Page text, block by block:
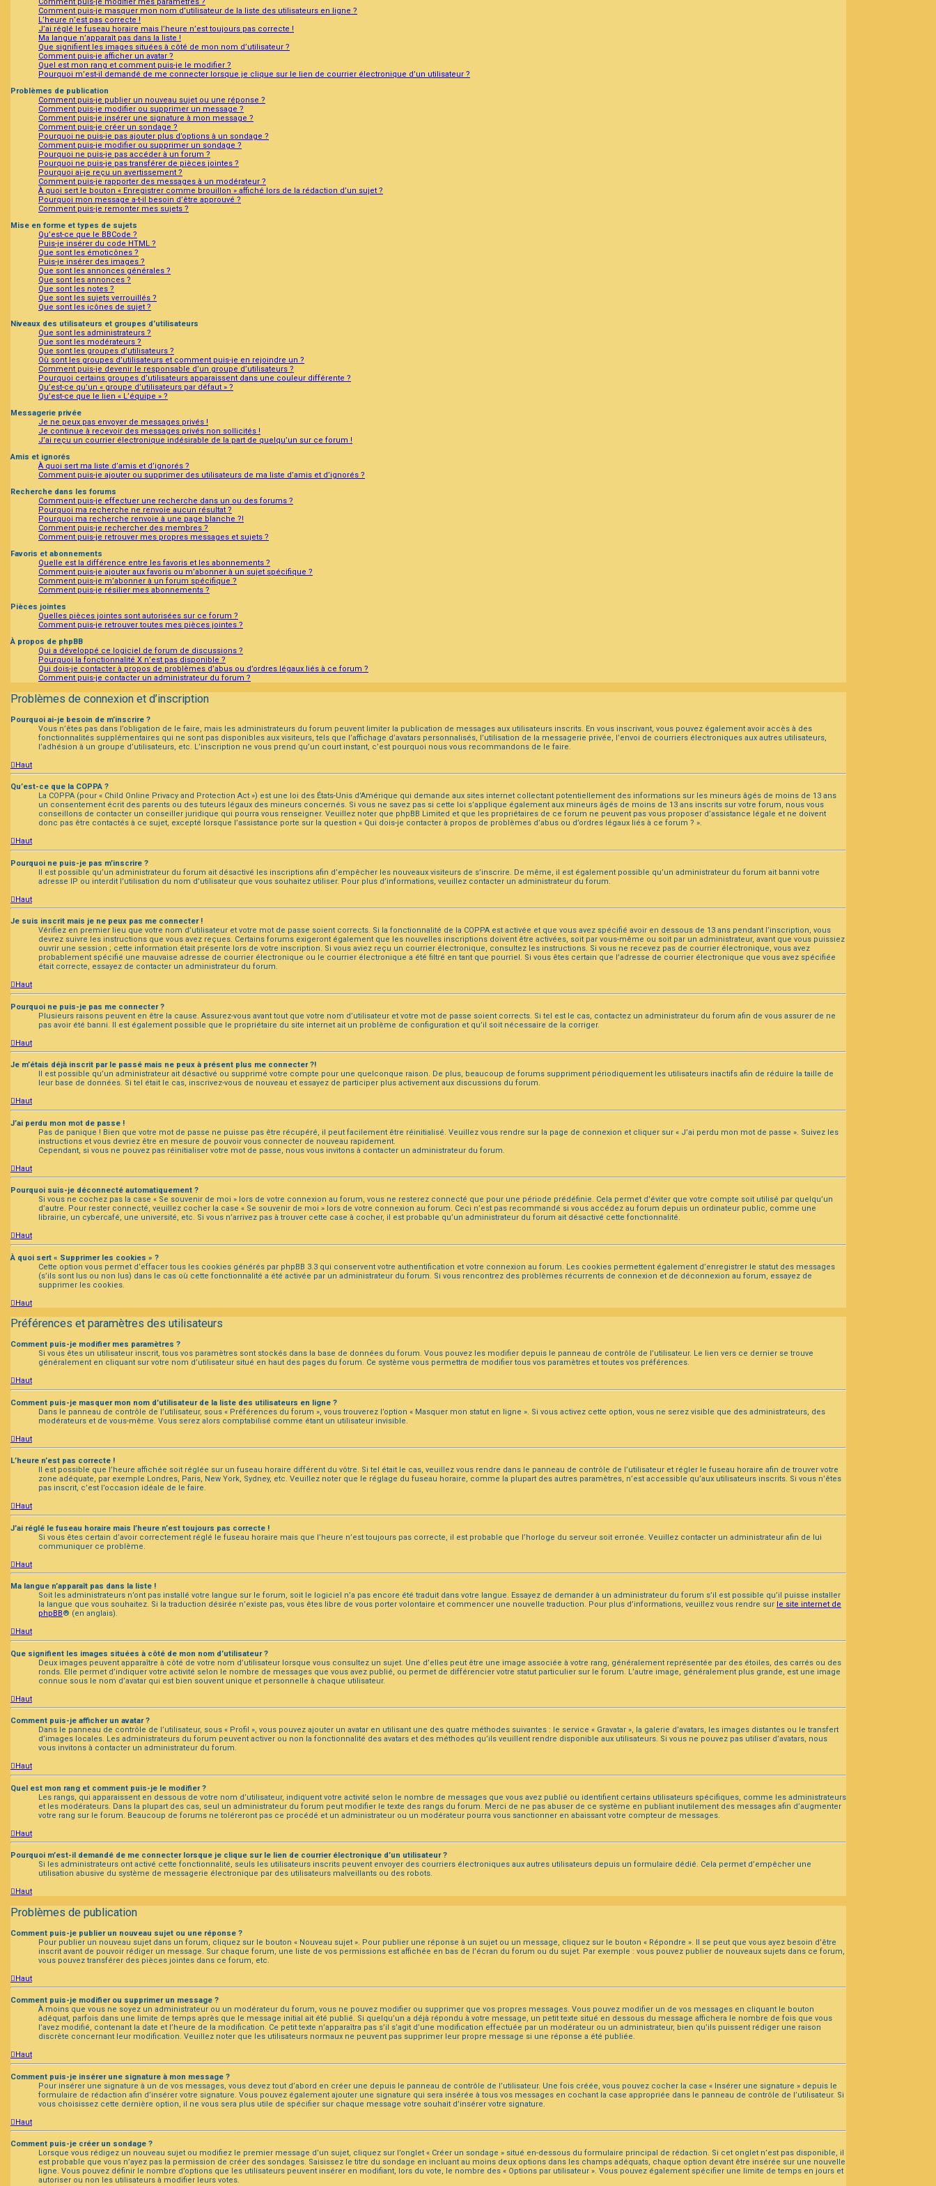
Comment puis-je modifier mes paramètres ?
Comment puis-je masquer mon nom d’utilisateur de la liste des utilisateurs en ligne ?
L’heure n’est pas correcte !
J’ai réglé le fuseau horaire mais l’heure n’est toujours pas correcte !
Ma langue n’apparaît pas dans la liste !
Que signifient les images situées à côté de mon nom d’utilisateur ?
Comment puis-je afficher un avatar ?
Quel est mon rang et comment puis-je le modifier ?
Pourquoi m’est-il demandé de me connecter lorsque je clique sur le lien de courrier électronique d’un utilisateur ?
Problèmes de publication
Comment puis-je publier un nouveau sujet ou une réponse ?
Comment puis-je modifier ou supprimer un message ?
Comment puis-je insérer une signature à mon message ?
Comment puis-je créer un sondage ?
Pourquoi ne puis-je pas ajouter plus d’options à un sondage ?
Comment puis-je modifier ou supprimer un sondage ?
Pourquoi ne puis-je pas accéder à un forum ?
Pourquoi ne puis-je pas transférer de pièces jointes ?
Pourquoi ai-je reçu un avertissement ?
Comment puis-je rapporter des messages à un modérateur ?
À quoi sert le bouton « Enregistrer comme brouillon » affiché lors de la rédaction d’un sujet ?
Pourquoi mon message a-t-il besoin d’être approuvé ?
Comment puis-je remonter mes sujets ?
Mise en forme et types de sujets
Qu’est-ce que le BBCode ?
Puis-je insérer du code HTML ?
Que sont les émoticônes ?
Puis-je insérer des images ?
Que sont les annonces générales ?
Que sont les annonces ?
Que sont les notes ?
Que sont les sujets verrouillés ?
Que sont les icônes de sujet ?
Niveaux des utilisateurs et groupes d’utilisateurs
Que sont les administrateurs ?
Que sont les modérateurs ?
Que sont les groupes d’utilisateurs ?
Où sont les groupes d’utilisateurs et comment puis-je en rejoindre un ?
Comment puis-je devenir le responsable d’un groupe d’utilisateurs ?
Pourquoi certains groupes d’utilisateurs apparaissent dans une couleur différente ?
Qu’est-ce qu’un « groupe d’utilisateurs par défaut » ?
Qu’est-ce que le lien « L’équipe » ?
Messagerie privée
Je ne peux pas envoyer de messages privés !
Je continue à recevoir des messages privés non sollicités !
J’ai reçu un courrier électronique indésirable de la part de quelqu’un sur ce forum !
Amis et ignorés
À quoi sert ma liste d’amis et d’ignorés ?
Comment puis-je ajouter ou supprimer des utilisateurs de ma liste d’amis et d’ignorés ?
Recherche dans les forums
Comment puis-je effectuer une recherche dans un ou des forums ?
Pourquoi ma recherche ne renvoie aucun résultat ?
Pourquoi ma recherche renvoie à une page blanche ?!
Comment puis-je rechercher des membres ?
Comment puis-je retrouver mes propres messages et sujets ?
Favoris et abonnements
Quelle est la différence entre les favoris et les abonnements ?
Comment puis-je ajouter aux favoris ou m’abonner à un sujet spécifique ?
Comment puis-je m’abonner à un forum spécifique ?
Comment puis-je résilier mes abonnements ?
Pièces jointes
Quelles pièces jointes sont autorisées sur ce forum ?
Comment puis-je retrouver toutes mes pièces jointes ?
À propos de phpBB
Qui a développé ce logiciel de forum de discussions ?
Pourquoi la fonctionnalité X n’est pas disponible ?
Qui dois-je contacter à propos de problèmes d’abus ou d’ordres légaux liés à ce forum ?
Comment puis-je contacter un administrateur du forum ?
Problèmes de connexion et d’inscription
Pourquoi ai-je besoin de m’inscrire ?
Vous n’êtes pas dans l’obligation de le faire, mais les administrateurs du forum peuvent limiter la publication de messages aux utilisateurs inscrits. En vous inscrivant, vous pouvez également avoir accès à des
fonctionnalités supplémentaires qui ne sont pas disponibles aux visiteurs, tels que l’affichage d’avatars personnalisés, l’utilisation de la messagerie privée, l’envoi de courriers électroniques aux autres utilisateurs,
l’adhésion à un groupe d’utilisateurs, etc. L’inscription ne vous prend qu’un court instant, c’est pourquoi nous vous recommandons de le faire.
Haut
Qu’est-ce que la COPPA ?
La COPPA (pour « Child Online Privacy and Protection Act ») est une loi des États-Unis d’Amérique qui demande aux sites internet collectant potentiellement des informations sur les mineurs âgés de moins de 13 ans
un consentement écrit des parents ou des tuteurs légaux des mineurs concernés. Si vous ne savez pas si cette loi s’applique également aux mineurs âgés de moins de 13 ans inscrits sur votre forum, nous vous
conseillons de contacter un conseiller juridique qui pourra vous renseigner. Veuillez noter que phpBB Limited et que les propriétaires de ce forum ne peuvent pas vous proposer d’assistance légale et ne doivent
donc pas être contactés à ce sujet, excepté lorsque l’assistance porte sur la question « Qui dois-je contacter à propos de problèmes d’abus ou d’ordres légaux liés à ce forum ? ».
Haut
Pourquoi ne puis-je pas m’inscrire ?
Il est possible qu’un administrateur du forum ait désactivé les inscriptions afin d’empêcher les nouveaux visiteurs de s’inscrire. De même, il est également possible qu’un administrateur du forum ait banni votre
adresse IP ou interdit l’utilisation du nom d’utilisateur que vous souhaitez utiliser. Pour plus d’informations, veuillez contacter un administrateur du forum.
Haut
Je suis inscrit mais je ne peux pas me connecter !
Vérifiez en premier lieu que votre nom d’utilisateur et votre mot de passe soient corrects. Si la fonctionnalité de la COPPA est activée et que vous avez spécifié avoir en dessous de 13 ans pendant l’inscription, vous
devrez suivre les instructions que vous avez reçues. Certains forums exigeront également que les nouvelles inscriptions doivent être activées, soit par vous-même ou soit par un administrateur, avant que vous puissiez
ouvrir une session ; cette information était présente lors de votre inscription. Si vous aviez reçu un courrier électronique, consultez les instructions. Si vous ne recevez pas de courrier électronique, vous avez
probablement spécifié une mauvaise adresse de courrier électronique ou le courrier électronique a été filtré en tant que pourriel. Si vous êtes certain que l’adresse de courrier électronique que vous avez spécifiée
était correcte, essayez de contacter un administrateur du forum.
Haut
Pourquoi ne puis-je pas me connecter ?
Plusieurs raisons peuvent en être la cause. Assurez-vous avant tout que votre nom d’utilisateur et votre mot de passe soient corrects. Si tel est le cas, contactez un administrateur du forum afin de vous assurer de ne
pas avoir été banni. Il est également possible que le propriétaire du site internet ait un problème de configuration et qu’il soit nécessaire de la corriger.
Haut
Je m’étais déjà inscrit par le passé mais ne peux à présent plus me connecter ?!
Il est possible qu’un administrateur ait désactivé ou supprimé votre compte pour une quelconque raison. De plus, beaucoup de forums suppriment périodiquement les utilisateurs inactifs afin de réduire la taille de
leur base de données. Si tel était le cas, inscrivez-vous de nouveau et essayez de participer plus activement aux discussions du forum.
Haut
J’ai perdu mon mot de passe !
Pas de panique ! Bien que votre mot de passe ne puisse pas être récupéré, il peut facilement être réinitialisé. Veuillez vous rendre sur la page de connexion et cliquer sur « J’ai perdu mon mot de passe ». Suivez les
instructions et vous devriez être en mesure de pouvoir vous connecter de nouveau rapidement.
Cependant, si vous ne pouvez pas réinitialiser votre mot de passe, nous vous invitons à contacter un administrateur du forum.
Haut
Pourquoi suis-je déconnecté automatiquement ?
Si vous ne cochez pas la case « Se souvenir de moi » lors de votre connexion au forum, vous ne resterez connecté que pour une période prédéfinie. Cela permet d’éviter que votre compte soit utilisé par quelqu’un
d’autre. Pour rester connecté, veuillez cocher la case « Se souvenir de moi » lors de votre connexion au forum. Ceci n’est pas recommandé si vous accédez au forum depuis un ordinateur public, comme une
librairie, un cybercafé, une université, etc. Si vous n’arrivez pas à trouver cette case à cocher, il est probable qu’un administrateur du forum ait désactivé cette fonctionnalité.
Haut
À quoi sert « Supprimer les cookies » ?
Cette option vous permet d’effacer tous les cookies générés par phpBB 3.3 qui conservent votre authentification et votre connexion au forum. Les cookies permettent également d’enregistrer le statut des messages
(s’ils sont lus ou non lus) dans le cas où cette fonctionnalité a été activée par un administrateur du forum. Si vous rencontrez des problèmes récurrents de connexion et de déconnexion au forum, essayez de
supprimer les cookies.
Haut
Préférences et paramètres des utilisateurs
Comment puis-je modifier mes paramètres ?
Si vous êtes un utilisateur inscrit, tous vos paramètres sont stockés dans la base de données du forum. Vous pouvez les modifier depuis le panneau de contrôle de l’utilisateur. Le lien vers ce dernier se trouve
généralement en cliquant sur votre nom d’utilisateur situé en haut des pages du forum. Ce système vous permettra de modifier tous vos paramètres et toutes vos préférences.
Haut
Comment puis-je masquer mon nom d’utilisateur de la liste des utilisateurs en ligne ?
Dans le panneau de contrôle de l’utilisateur, sous « Préférences du forum », vous trouverez l’option « Masquer mon statut en ligne ». Si vous activez cette option, vous ne serez visible que des administrateurs, des
modérateurs et de vous-même. Vous serez alors comptabilisé comme étant un utilisateur invisible.
Haut
L’heure n’est pas correcte !
Il est possible que l’heure affichée soit réglée sur un fuseau horaire différent du vôtre. Si tel était le cas, veuillez vous rendre dans le panneau de contrôle de l’utilisateur et régler le fuseau horaire afin de trouver votre
zone adéquate, par exemple Londres, Paris, New York, Sydney, etc. Veuillez noter que le réglage du fuseau horaire, comme la plupart des autres paramètres, n’est accessible qu’aux utilisateurs inscrits. Si vous n’êtes
pas inscrit, c’est l’occasion idéale de le faire.
Haut
J’ai réglé le fuseau horaire mais l’heure n’est toujours pas correcte !
Si vous êtes certain d’avoir correctement réglé le fuseau horaire mais que l’heure n’est toujours pas correcte, il est probable que l’horloge du serveur soit erronée. Veuillez contacter un administrateur afin de lui
communiquer ce problème.
Haut
Ma langue n’apparaît pas dans la liste !
Soit les administrateurs n’ont pas installé votre langue sur le forum, soit le logiciel n’a pas encore été traduit dans votre langue. Essayez de demander à un administrateur du forum s’il est possible qu’il puisse installer
la langue que vous souhaitez. Si la traduction désirée n’existe pas, vous êtes libre de vous porter volontaire et commencer une nouvelle traduction. Pour plus d’informations, veuillez vous rendre sur le site internet de
phpBB® (en anglais).
Haut
Que signifient les images situées à côté de mon nom d’utilisateur ?
Deux images peuvent apparaître à côté de votre nom d’utilisateur lorsque vous consultez un sujet. Une d’elles peut être une image associée à votre rang, généralement représentée par des étoiles, des carrés ou des
ronds. Elle permet d’indiquer votre activité selon le nombre de messages que vous avez publié, ou permet de différencier votre statut particulier sur le forum. L’autre image, généralement plus grande, est une image
connue sous le nom d’avatar qui est bien souvent unique et personnelle à chaque utilisateur.
Haut
Comment puis-je afficher un avatar ?
Dans le panneau de contrôle de l’utilisateur, sous « Profil », vous pouvez ajouter un avatar en utilisant une des quatre méthodes suivantes : le service « Gravatar », la galerie d’avatars, les images distantes ou le transfert
d’images locales. Les administrateurs du forum peuvent activer ou non la fonctionnalité des avatars et des méthodes qu’ils veuillent rendre disponible aux utilisateurs. Si vous ne pouvez pas utiliser d’avatars, nous
vous invitons à contacter un administrateur du forum.
Haut
Quel est mon rang et comment puis-je le modifier ?
Les rangs, qui apparaissent en dessous de votre nom d’utilisateur, indiquent votre activité selon le nombre de messages que vous avez publié ou identifient certains utilisateurs spécifiques, comme les administrateurs
et les modérateurs. Dans la plupart des cas, seul un administrateur du forum peut modifier le texte des rangs du forum. Merci de ne pas abuser de ce système en publiant inutilement des messages afin d’augmenter
votre rang sur le forum. Beaucoup de forums ne toléreront pas ce procédé et un administrateur ou un modérateur pourra vous sanctionner en abaissant votre compteur de messages.
Haut
Pourquoi m’est-il demandé de me connecter lorsque je clique sur le lien de courrier électronique d’un utilisateur ?
Si les administrateurs ont activé cette fonctionnalité, seuls les utilisateurs inscrits peuvent envoyer des courriers électroniques aux autres utilisateurs depuis un formulaire dédié. Cela permet d’empêcher une
utilisation abusive du système de messagerie électronique par des utilisateurs malveillants ou des robots.
Haut
Problèmes de publication
Comment puis-je publier un nouveau sujet ou une réponse ?
Pour publier un nouveau sujet dans un forum, cliquez sur le bouton « Nouveau sujet ». Pour publier une réponse à un sujet ou un message, cliquez sur le bouton « Répondre ». Il se peut que vous ayez besoin d’être
inscrit avant de pouvoir rédiger un message. Sur chaque forum, une liste de vos permissions est affichée en bas de l’écran du forum ou du sujet. Par exemple : vous pouvez publier de nouveaux sujets dans ce forum,
vous pouvez transférer des pièces jointes dans ce forum, etc.
Haut
Comment puis-je modifier ou supprimer un message ?
À moins que vous ne soyez un administrateur ou un modérateur du forum, vous ne pouvez modifier ou supprimer que vos propres messages. Vous pouvez modifier un de vos messages en cliquant le bouton
adéquat, parfois dans une limite de temps après que le message initial ait été publié. Si quelqu’un a déjà répondu à votre message, un petit texte situé en dessous du message affichera le nombre de fois que vous
l’avez modifié, contenant la date et l’heure de la modification. Ce petit texte n’apparaîtra pas s’il s’agit d’une modification effectuée par un modérateur ou un administrateur, bien qu’ils puissent rédiger une raison
discrète concernant leur modification. Veuillez noter que les utilisateurs normaux ne peuvent pas supprimer leur propre message si une réponse a été publiée.
Haut
Comment puis-je insérer une signature à mon message ?
Pour insérer une signature à un de vos messages, vous devez tout d’abord en créer une depuis le panneau de contrôle de l’utilisateur. Une fois créée, vous pouvez cocher la case « Insérer une signature » depuis le
formulaire de rédaction afin d’insérer votre signature. Vous pouvez également ajouter une signature qui sera insérée à tous vos messages en cochant la case appropriée dans le panneau de contrôle de l’utilisateur. Si
vous choisissez cette dernière option, il ne vous sera plus utile de spécifier sur chaque message votre souhait d’insérer votre signature.
Haut
Comment puis-je créer un sondage ?
Lorsque vous rédigez un nouveau sujet ou modifiez le premier message d’un sujet, cliquez sur l’onglet « Créer un sondage » situé en-dessous du formulaire principal de rédaction. Si cet onglet n’est pas disponible, il
est probable que vous n’ayez pas la permission de créer des sondages. Saisissez le titre du sondage en incluant au moins deux options dans les champs adéquats, chaque option devant être insérée sur une nouvelle
ligne. Vous pouvez définir le nombre d’options que les utilisateurs peuvent insérer en modifiant, lors du vote, le nombre des « Options par utilisateur ». Vous pouvez également spécifier une limite de temps en jours et
autoriser ou non les utilisateurs à modifier leurs votes.